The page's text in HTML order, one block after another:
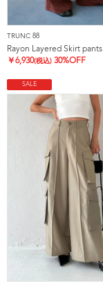
TRUNC 88
Rayon Layered Skirt pants
￥6,930(税込) 30%OFF
SALE